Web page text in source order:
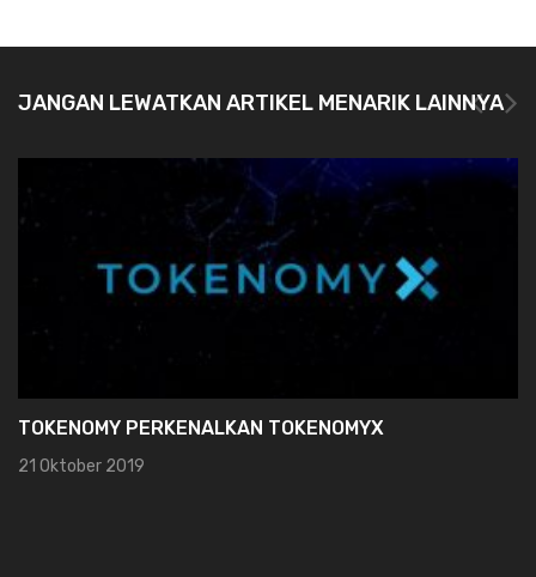
JANGAN LEWATKAN ARTIKEL MENARIK LAINNYA
TOKENOMY PERKENALKAN TOKENOMYX
21 Oktober 2019